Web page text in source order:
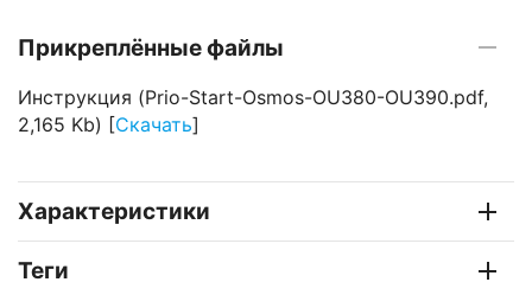
Прикреплённые файлы
Инструкция (Prio-Start-Osmos-OU380-OU390.pdf,
2,165 Kb) [Скачать]
Характеристики
Теги